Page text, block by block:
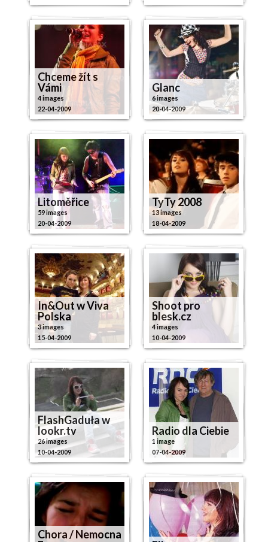
Chceme žít s
Vámi
4 images
22-04-2009
Glanc
6 images
20-04-2009
Litoměřice
59 images
20-04-2009
TyTy 2008
13 images
18-04-2009
In&Out w Viva
Polska
3 images
15-04-2009
Shoot pro
blesk.cz
4 images
10-04-2009
FlashGaduła w
lookr.tv
26 images
10-04-2009
Radio dla Ciebie
1 image
07-04-2009
Chora / Nemocna